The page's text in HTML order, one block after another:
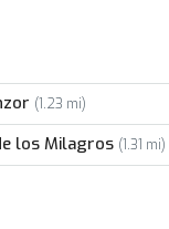
(1.23 mi)
los Milagros (1.31 mi)